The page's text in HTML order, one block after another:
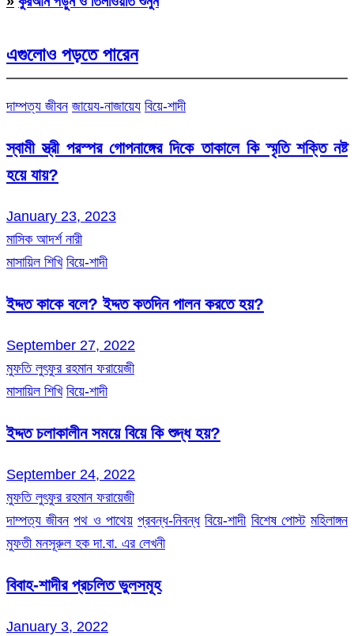
এগুলোও পড়তে পারেন
দাম্পত্য জীবন জায়েয-নাজায়েয বিয়ে-শাদী
স্বামী স্ত্রী পরস্পর গোপনাঙ্গের দিকে তাকালে কি স্মৃতি শক্তি নষ্ট
হয়ে যায়?
January 23, 2023
মাসিক আদর্শ নারী
মাসায়িল শিখি বিয়ে-শাদী
ইদ্দত কাকে বলে? ইদ্দত কতদিন পালন করতে হয়?
September 27, 2022
মুফতি লুৎফুর রহমান ফরায়েজী
মাসায়িল শিখি বিয়ে-শাদী
ইদ্দত চলাকালীন সময়ে বিয়ে কি শুদ্ধ হয়?
September 24, 2022
মুফতি লুৎফুর রহমান ফরায়েজী
দাম্পত্য জীবন পথ ও পাথেয় প্রবন্ধ-নিবন্ধ বিয়ে-শাদী বিশেষ পোস্ট মহিলাঙ্গন
মুফতী মনসূরুল হক দা.বা. এর লেখনী
বিবাহ-শাদীর প্রচলিত ভুলসমূহ
January 3, 2022